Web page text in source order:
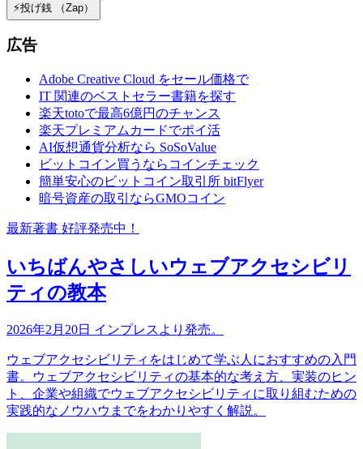
⚡️投げ銭 （Zap）
広告
Adobe Creative Cloud をセール価格で
IT 関連のベストセラー書籍を探す
楽天totoで最高6億円のチャンス
楽天プレミアムカードでポイ活
AI仮想通貨分析なら SoSoValue
ビットコイン買うならコインチェック
簡単安心のビットコイン取引所 bitFlyer
暗号資産の取引ならGMOコイン
最新著書 好評発売中！
いちばんやさしいウェブアクセシビリ
ティの教本
2026年2月20日 インプレスより発売。
ウェブアクセシビリティをはじめて学ぶ人におすすめの入門
書。ウェブアクセシビリティの基本的な考え方、実装のヒン
ト、企業や組織でウェブアクセシビリティに取り組むための
実践的なノウハウまでをわかりやすく解説。